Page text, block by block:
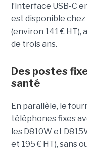
l’interface USB-C
est disponible
(environ 141 €
de trois ans.
Des postes
santé
En parallèle, le
téléphones fixes
les D810W et
et 195 € HT), sans